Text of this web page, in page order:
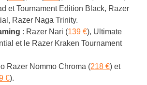
et Tournament Edition Black, Razer
Razer Naga Trinity.
: Razer Nari (139 €), Ultimate
et le Razer Kraken Tournament
Razer Nommo Chroma (218 €) et
€).